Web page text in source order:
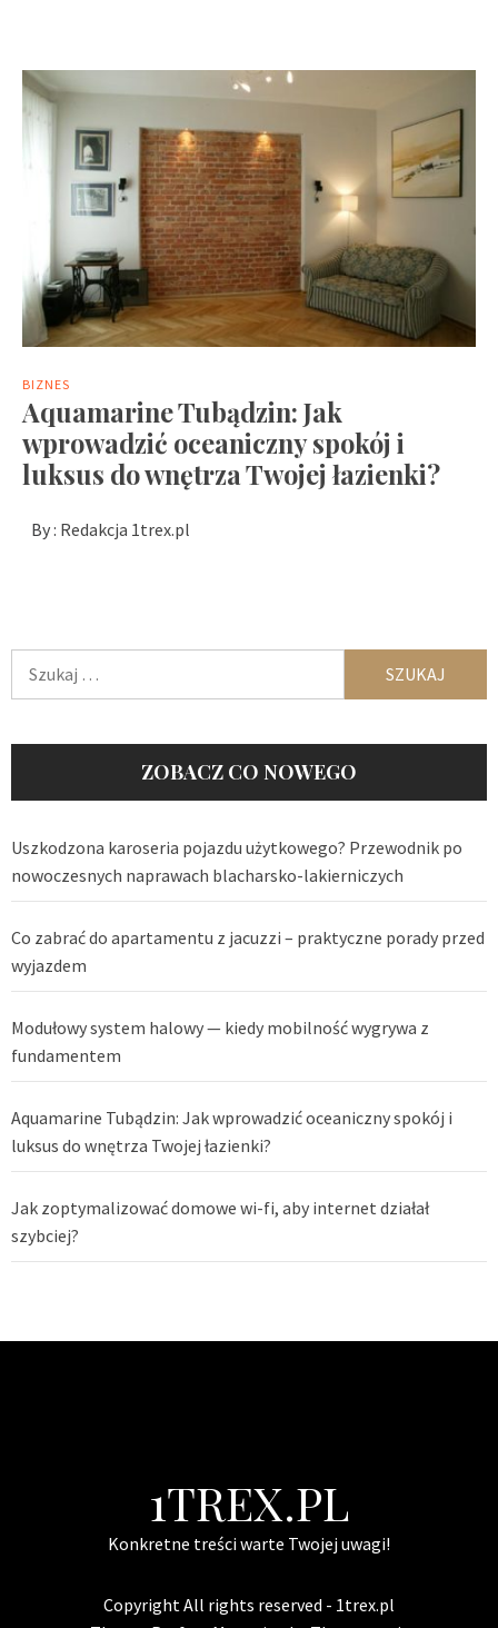
BIZNES
Aquamarine Tubądzin: Jak
wprowadzić oceaniczny spokój i
luksus do wnętrza Twojej łazienki?
By : Redakcja 1trex.pl
ZOBACZ CO NOWEGO
Uszkodzona karoseria pojazdu użytkowego? Przewodnik po
nowoczesnych naprawach blacharsko-lakierniczych
Co zabrać do apartamentu z jacuzzi – praktyczne porady przed
wyjazdem
Modułowy system halowy — kiedy mobilność wygrywa z
fundamentem
Aquamarine Tubądzin: Jak wprowadzić oceaniczny spokój i
luksus do wnętrza Twojej łazienki?
Jak zoptymalizować domowe wi-fi, aby internet działał
szybciej?
1TREX.PL
Konkretne treści warte Twojej uwagi!
Copyright All rights reserved - 1trex.pl